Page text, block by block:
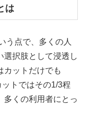
は
う点で、多くの人
選択肢として浸透し
カットだけでも
トではその1/3程
多くの利用者にとっ